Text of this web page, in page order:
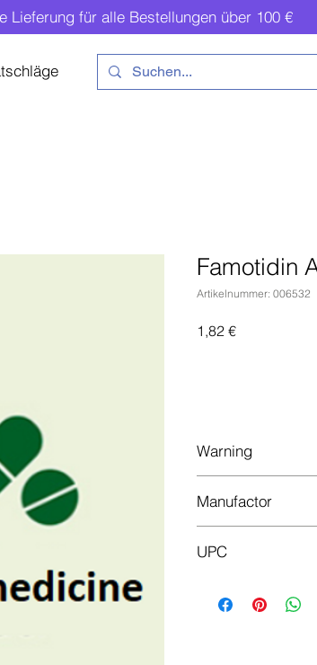
Lieferung für alle Bestellungen über 100 €
Famotidin
Artikelnummer: 006532
1,82 €Preis
Warning
prescription when
Manufactor
UPC